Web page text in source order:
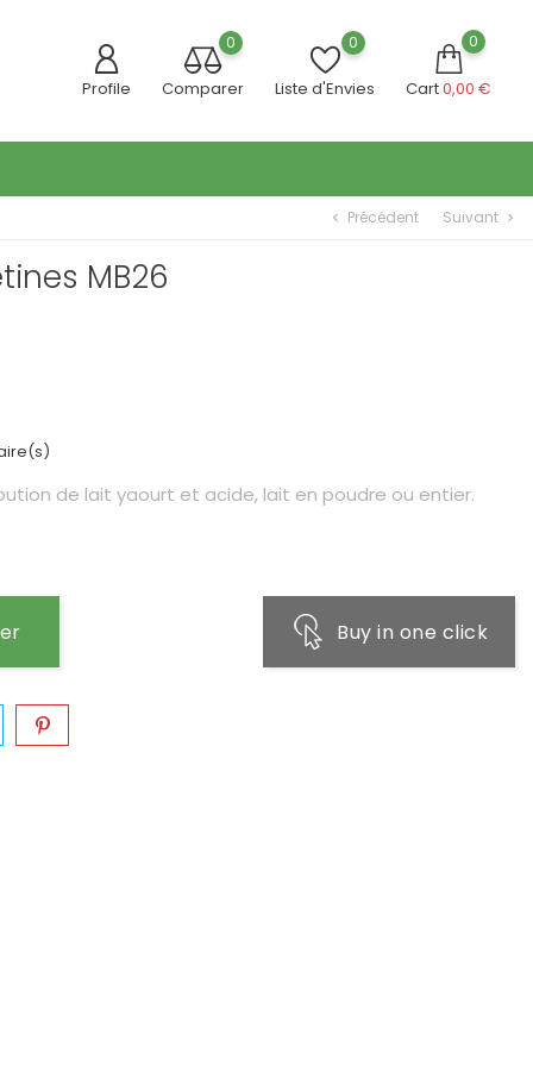
Profile
0
Comparer
0
Liste d'Envies
0
Cart0,00 €
chevron_left Précédent Suivant chevron_right
MB26
de lait yaourt et acide, lait en poudre ou entier.
Buy in one click